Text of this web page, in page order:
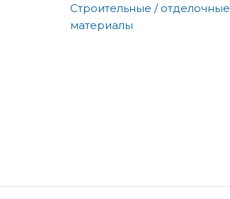
Строительные / отделочные
материалы